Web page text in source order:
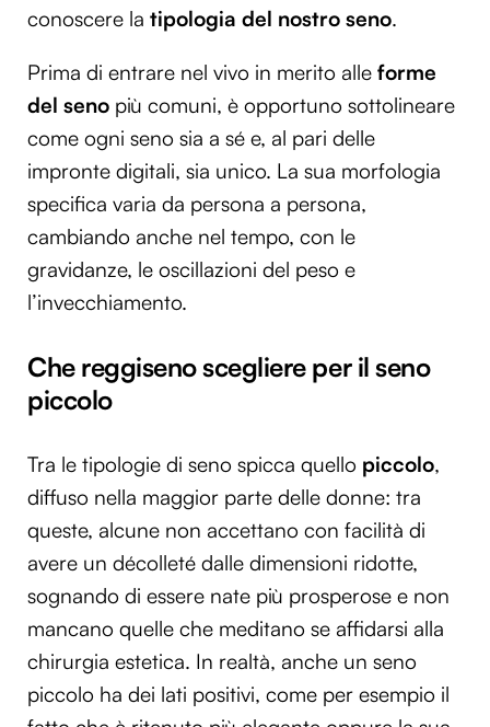
conoscere la tipologia del nostro seno.
Prima di entrare nel vivo in merito alle forme
del seno più comuni, è opportuno sottolineare
come ogni seno sia a sé e, al pari delle
impronte digitali, sia unico. La sua morfologia
specifica varia da persona a persona,
cambiando anche nel tempo, con le
gravidanze, le oscillazioni del peso e
l’invecchiamento.
Che reggiseno scegliere per il seno
piccolo
Tra le tipologie di seno spicca quello piccolo,
diffuso nella maggior parte delle donne: tra
queste, alcune non accettano con facilità di
avere un décolleté dalle dimensioni ridotte,
sognando di essere nate più prosperose e non
mancano quelle che meditano se affidarsi alla
chirurgia estetica. In realtà, anche un seno
piccolo ha dei lati positivi, come per esempio il